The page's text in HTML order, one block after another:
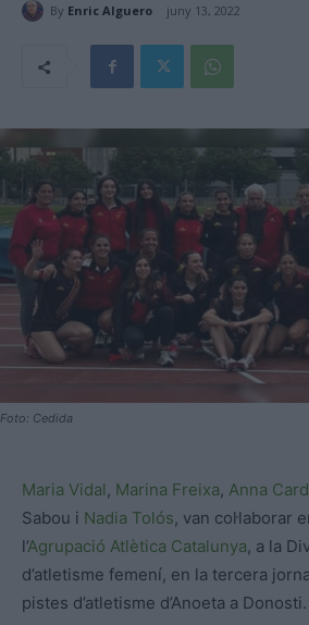
By Enric Alguero juny 13, 2022
Foto: Cedida
Maria Vidal, Marina Freixa, Anna
Sabou i Nadia Tolós, van col·laborar
l’Agrupació Atlètica Catalunya, a la
d’atletisme femení, en la tercera
pistes d’atletisme d’Anoeta a Donosti.